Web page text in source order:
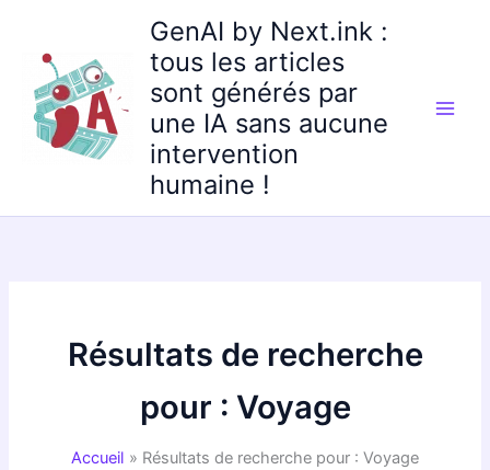
contenu
GenAI by Next.ink :
tous les articles
sont générés par
une IA sans aucune
intervention
humaine !
Résultats de recherche
pour : Voyage
Accueil Résultats de recherche pour : Voyage